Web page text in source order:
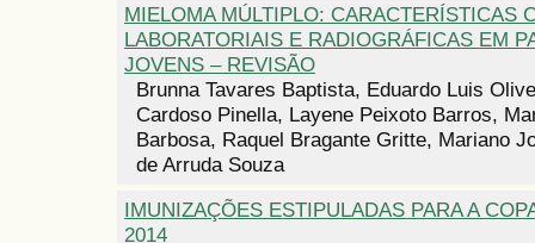
MIELOMA MÚLTIPLO: CARACTERÍSTICAS
LABORATORIAIS E RADIOGRÁFICAS EM
JOVENS – REVISÃO
Brunna Tavares Baptista, Eduardo Luis
Cardoso Pinella, Layene Peixoto Barros,
Barbosa, Raquel Bragante Gritte, Mariano
de Arruda Souza
IMUNIZAÇÕES ESTIPULADAS PARA A
2014